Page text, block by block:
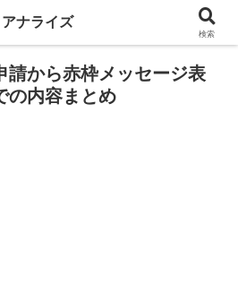
請から赤枠メッセージ表
の内容まとめ
アナライズ
検索